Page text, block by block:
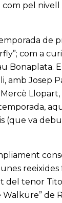
com pel
de
com a
Bonaplata.
amb Josep
Llopart,
(que va
reeixides
del tenor
Walküre” de